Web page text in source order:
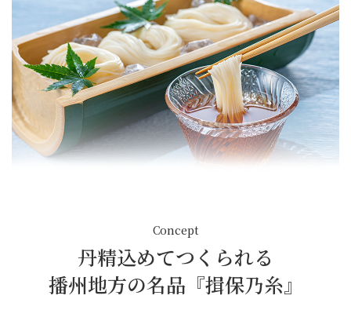
Concept
丹精込めてつくられる
播州地⽅の名品『揖保乃⽷』